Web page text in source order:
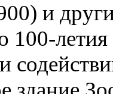
и
100-